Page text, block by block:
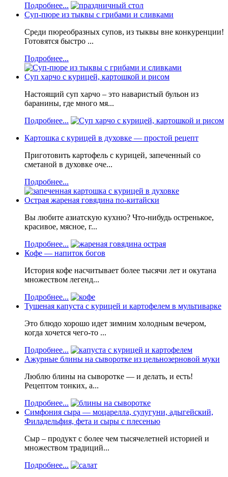
Подробнее...
Суп-пюре из тыквы с грибами и сливками
Среди пюреобразных супов, из тыквы вне конкуренции!
Готовятся быстро ...
Подробнее...
Суп харчо с курицей, картошкой и рисом
Настоящий суп харчо – это наваристый бульон из
баранины, где много мя...
Подробнее...
Картошка с курицей в духовке — простой рецепт
Приготовить картофель с курицей, запеченный со
сметаной в духовке оче...
Подробнее...
Острая жареная говядина по-китайски
Вы любите азиатскую кухню? Что-нибудь остренькое,
красивое, мясное, г...
Подробнее...
Кофе — напиток богов
История кофе насчитывает более тысячи лет и окутана
множеством легенд...
Подробнее...
Тушеная капуста с курицей и картофелем в мультиварке
Это блюдо хорошо идет зимним холодным вечером,
когда хочется чего-то ...
Подробнее...
Ажурные блины на сыворотке из цельнозерновой муки
Люблю блины на сыворотке — и делать, и есть!
Рецептом тонких, а...
Подробнее...
Симфония сыра — моцарелла, сулугуни, адыгейский,
Филадельфия, фета и сыры с плесенью
Сыр – продукт с более чем тысячелетней историей и
множеством традиций...
Подробнее...